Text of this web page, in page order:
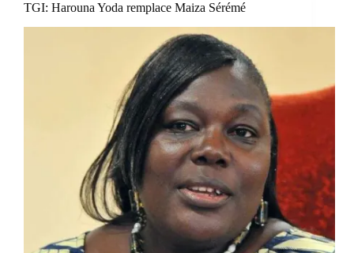
TGI: Harouna Yoda remplace Maiza Sérémé